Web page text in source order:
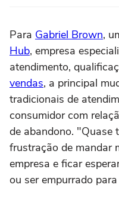
Para Gabriel Brown,
Hub, empresa
atendimento,
vendas, a principal
tradicionais de
consumidor com
de abandono. "Quase
frustração de mandar
empresa e ficar
ou ser empurrado